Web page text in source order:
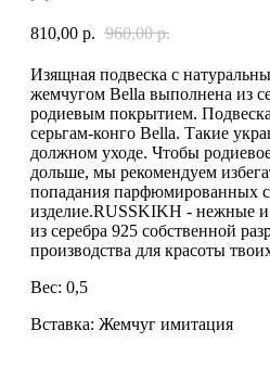
810,00 р. 960,00 р.
Изящная подвеска с
жемчугом Bella выполнена из
родиевым покрытием.
серьгам-конго Bella. Такие
должном уходе. Чтобы
дольше, мы рекомендуем
попадания парфюмированных
изделие.RUSSKIKH - нежные
из серебра 925 собственной
производства для красоты
Вес: 0,5
Вставка: Жемчуг имитация